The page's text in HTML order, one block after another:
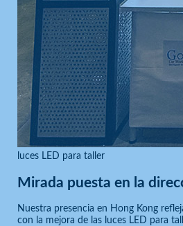
luces LED para taller
Mirada puesta en la
Nuestra presencia en Hong Kong
con la mejora de las luces LED para